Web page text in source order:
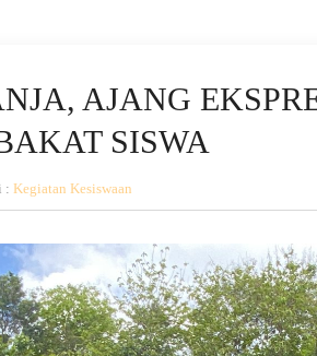
AJANG
SISWA
: Kegiatan Kesiswaan